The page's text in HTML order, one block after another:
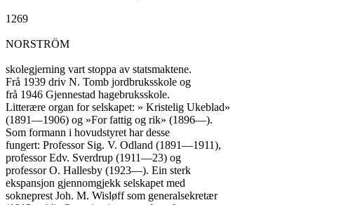
1269
NORSTRÖM
skolegjerning vart stoppa av statsmaktene.
Frå 1939 driv N. Tomb jordbruksskole og
frå 1946 Gjennestad hagebruksskole.
Litterære organ for selskapet: » Kristelig Ukeblad»
(1891—1906) og »For fattig og rik» (1896—).
Som formann i hovudstyret har desse
fungert: Professor Sig. V. Odland (1891—1911),
professor Edv. Sverdrup (1911—23) og
professor O. Hallesby (1923—). Ein sterk
ekspansjon gjennomgjekk selskapet med
sokneprest Joh. M. Wisløff som generalsekretær